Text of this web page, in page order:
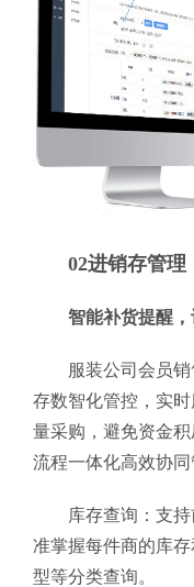
02进销存管理
智能补货提醒
服装公司会员
存数智化管控，实
量采购，避免资金
流程一体化高效协同
库存查询：支
准掌握每件商的库
型等分类查询。